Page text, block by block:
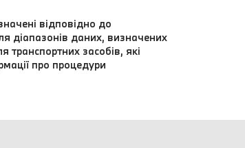
відповідно до
діапазонів даних, визначених
засобів, які
про процедури